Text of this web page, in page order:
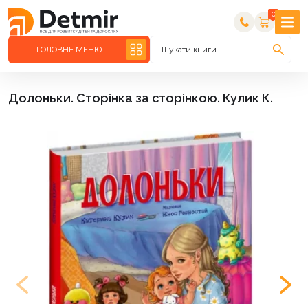
0
ГОЛОВНЕ МЕНЮ Шукати книги
Долоньки. Сторінка за сторінкою. Кулик К.